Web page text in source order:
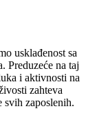
usklađenost sa
Preduzeće na taj
i aktivnosti na
zahteva
svih zaposlenih.